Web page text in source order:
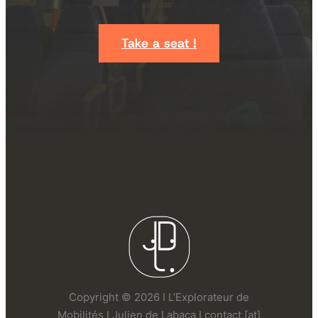
Take a seat !
Copyright © 2026 I L’Explorateur de
Mobilités I Julien de Labaca I contact [at]